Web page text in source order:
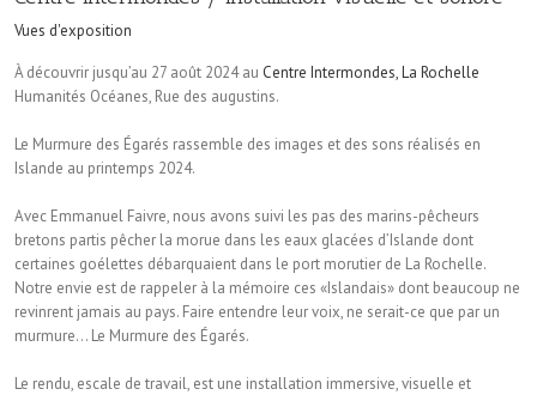
Vues d'exposition
À découvrir jusqu’au 27 août 2024 au Centre Intermondes, La Rochelle
Humanités Océanes, Rue des augustins.
Le Murmure des Égarés rassemble des images et des sons réalisés en
Islande au printemps 2024.
Avec Emmanuel Faivre, nous avons suivi les pas des marins-pêcheurs
bretons partis pêcher la morue dans les eaux glacées d’Islande dont
certaines goélettes débarquaient dans le port morutier de La Rochelle.
Notre envie est de rappeler à la mémoire ces «Islandais» dont beaucoup ne
revinrent jamais au pays. Faire entendre leur voix, ne serait-ce que par un
murmure… Le Murmure des Égarés.
Le rendu, escale de travail, est une installation immersive, visuelle et